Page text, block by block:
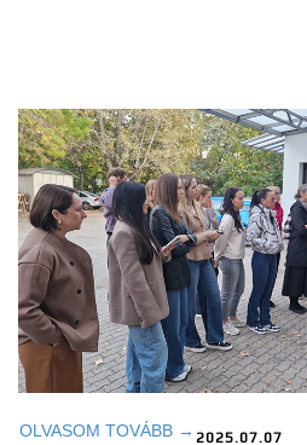
OLVASOM TOVÁBB → 2025.07.07